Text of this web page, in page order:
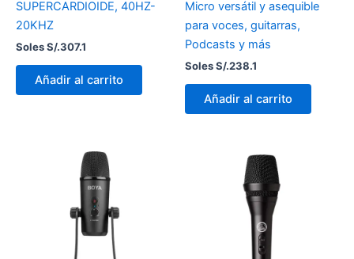
SUPERCARDIOIDE, 40HZ-
20KHZ
Soles S/.307.1
Añadir al carrito
Micro versátil y asequible
para voces, guitarras,
Podcasts y más
Soles S/.238.1
Añadir al carrito